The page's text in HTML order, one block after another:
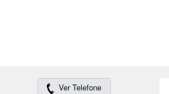
Ver Telefone